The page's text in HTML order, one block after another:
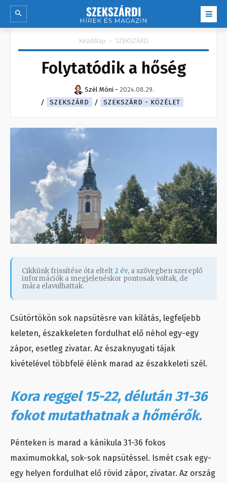
Kezdőlap SZEKSZÁRD
Folytatódik a hőség
Szél Móni - 2024.08.29.
SZEKSZÁRD
SZEKSZÁRD - KÖZÉLET
Cikkünk frissítése óta eltelt2 év, a szövegben szereplő
információk a megjelenéskor pontosak voltak, de
mára elavulhattak.
Csütörtökön sok napsütésre van kilátás, legfeljebb
keleten, északkeleten fordulhat elő néhol egy-egy
zápor, esetleg zivatar. Az északnyugati tájak
kivételével többfelé élénk marad az északkeleti szél.
Kora reggel 15-22, délután 31-36
fokot mutathatnak a hőmérők.
Pénteken is marad a kánikula 31-36 fokos
maximumokkal, sok-sok napsütéssel. Ismét csak egy-
egy helyen fordulhat elő rövid zápor, zivatar. Az ország